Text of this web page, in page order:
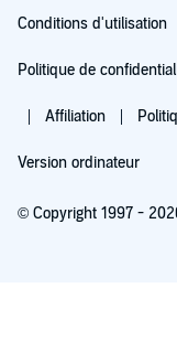
Conditions d'utilisation
Politique de
Affiliation
Version ordinateur
© Copyright 1997 -